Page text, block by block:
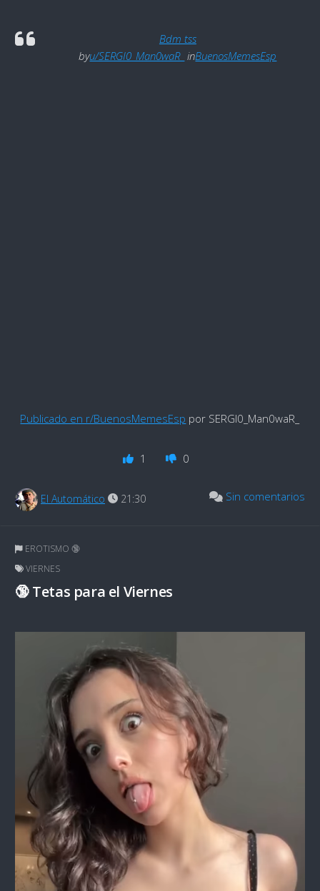
Bdm tss
byu/SERGI0_Man0waR_ inBuenosMemesEsp
Publicado en r/BuenosMemesEsp por SERGI0_Man0waR_
1 0
El Automático 21:30 Sin comentarios
EROTISMO 🔞
VIERNES
🔞 Tetas para el Viernes